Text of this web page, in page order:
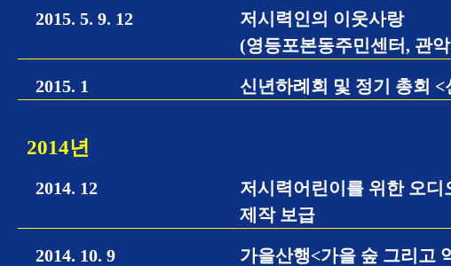
2015. 5. 9. 12
저시력인의 이웃사랑
(영등포본동주민센터, 관
2015. 1 신년하례회 및 정기 총회
2014년
2014. 12
저시력어린이를 위한 오
제작 보급
2014. 10. 9
가을산행<가을 숲 그리고